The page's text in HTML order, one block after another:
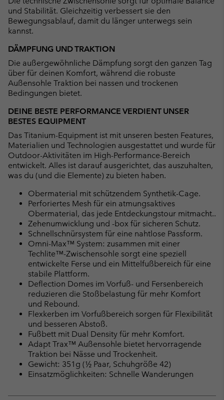
und Stabilität. Gleichzeitig verbessert sie den
Bewegungsablauf, damit du länger unterwegs sein
kannst.
DÄMPFUNG UND TRAKTION
Die außergewöhnliche Dämpfung sorgt den ganzen Tag
über für deinen Komfort, während die robuste
Außensohle Traktion bei nassen und trockenen
Bedingungen bietet.
DEINE BESTE PERFORMANCE VERDIENT UNSER
BESTES EQUIPMENT
Das Titanium-Equipment ist mit unseren besten Features,
Materialien und Technologien ausgestattet und wurde für
Outdoor-Aktivitäten im High-Performance-Bereich
entwickelt. Alles ist darauf ausgerichtet, das auszuhalten,
was du (und die Elemente) zu bieten haben.
Obermaterial mit schützendem Synthetik-Cage.
Perforiertes Mesh für ein atmungsaktives
Obermaterial, das jede Entdeckungstour mitmacht..
Zehenumwicklung und -box für sicheren Schutz.
Schnellschnürsystem für eine nahtlose Passform.
Omni-Max™ System: zusammen mit einer
Techlite™-Zwischensohle sorgt eine speziell
entwickelte Ferse und ein Mittelfußbereich für eine
stabile Plattform.
Deflection Domes im Vorfuß- und Fersenbereich
reduzieren die Stoßbelastung für mehr Komfort
und Rebound.
Flexkerben im Vorfußbereich sorgen für Flexibilität
und besseren Abstoß.
Fußbett mit Dual Density für mehr Komfort.
Adapt Trax™ Außensohle bietet hervorragende
Traktion bei Nässe und Trockenheit.
Gewicht: 351g (½ Paar, Schuhgröße 42)
Einsatzmöglichkeiten: Schnelle Wanderungen